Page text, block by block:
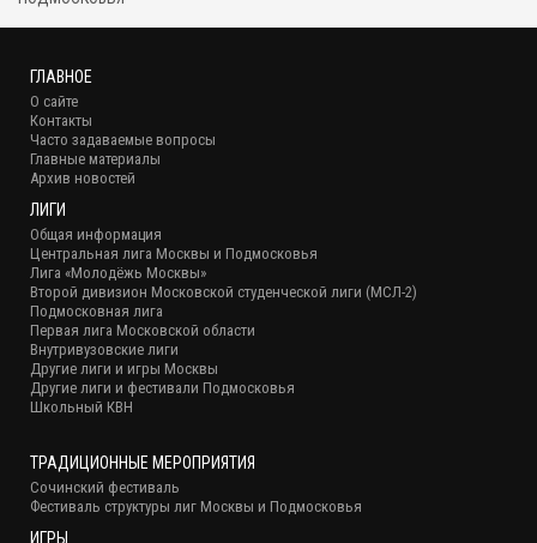
ГЛАВНОЕ
О сайте
Контакты
Часто задаваемые вопросы
Главные материалы
Архив новостей
ЛИГИ
Общая информация
Центральная лига Москвы и Подмосковья
Лига «Молодёжь Москвы»
Второй дивизион Московской студенческой лиги (МСЛ-2)
Подмосковная лига
Первая лига Московской области
Внутривузовские лиги
Другие лиги и игры Москвы
Другие лиги и фестивали Подмосковья
Школьный КВН
ТРАДИЦИОННЫЕ МЕРОПРИЯТИЯ
Сочинский фестиваль
Фестиваль структуры лиг Москвы и Подмосковья
ИГРЫ